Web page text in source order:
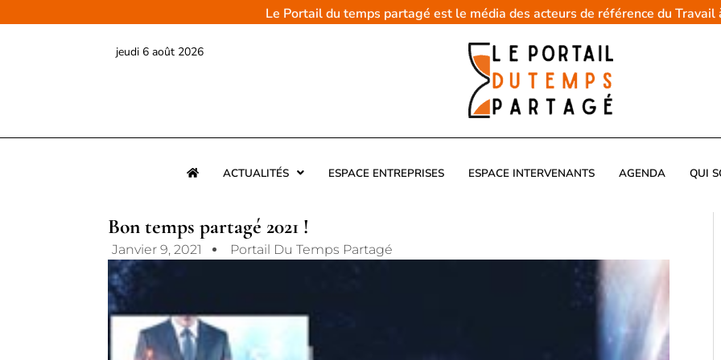
au
Le Portail du temps partagé est le média des acteurs de référence du
jeudi 6 août 2026
ACTUALITÉS ESPACE ENTREPRISES ESPACE INTERVENANTS AGENDA QUI
Bon temps partagé 2021 !
Janvier 9, 2021 Portail Du Temps Partagé